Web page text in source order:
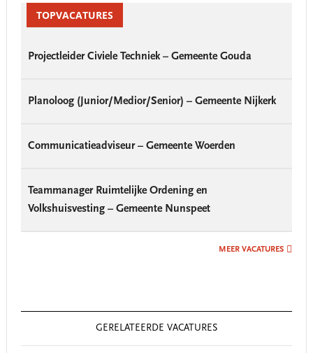
SidebarTOPVACATURES
Projectleider Civiele Techniek – Gemeente Gouda
Planoloog (Junior/Medior/Senior) – Gemeente Nijkerk
Communicatieadviseur – Gemeente Woerden
Teammanager Ruimtelijke Ordening en
Volkshuisvesting – Gemeente Nunspeet
MEER VACATURES
GERELATEERDE VACATURES